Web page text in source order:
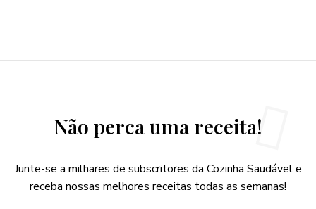
Não perca uma receita!
Junte-se a milhares de subscritores da Cozinha Saudável e
receba nossas melhores receitas todas as semanas!